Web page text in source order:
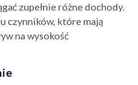
zupełnie różne dochody.
czynników, które mają
na wysokość